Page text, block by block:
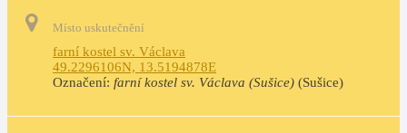
Místo uskutečnění
farní kostel sv. Václava
49.2296106N, 13.5194878E
Označení: farní kostel sv. Václava (Sušice) (Sušice)